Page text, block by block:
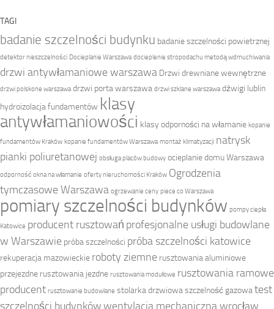
TAGI
badanie szczelności budynku badanie szczelności powietrznej
detektor nieszczelności Docieplanie Warszawa docieplenie stropodachu metodą wdmuchiwania
drzwi antywłamaniowe warszawa Drzwi drewniane wewnętrzne
drzwi polskone warszawa drzwi porta warszawa drzwi szklane warszawa dźwigi lublin
hydroizolacja fundamentów klasy
antywłamaniowości klasy odporności na włamanie kopanie
fundamentów Kraków kopanie fundamentów Warszawa montaż klimatyzacji natrysk
pianki poliuretanowej obsługa placów budowy ocieplanie domu Warszawa
odporność okna na włamanie oferty nieruchomości Kraków Ogrodzenia
tymczasowe Warszawa ogrzewanie ceny piece co Warszawa
pomiary szczelności budynków pompy ciepła
Katowice producent rusztowań profesjonalne usługi budowlane
w Warszawie próba szczelności próba szczelności katowice
rekuperacja mazowieckie roboty ziemne rusztowania aluminiowe
przejezdne rusztowania jezdne rusztowania modułowe rusztowania ramowe
producent rusztowanie budowlane stolarka drzwiowaszczelność gazowatest
szczelności budynkówwentylacja mechaniczna wrocław